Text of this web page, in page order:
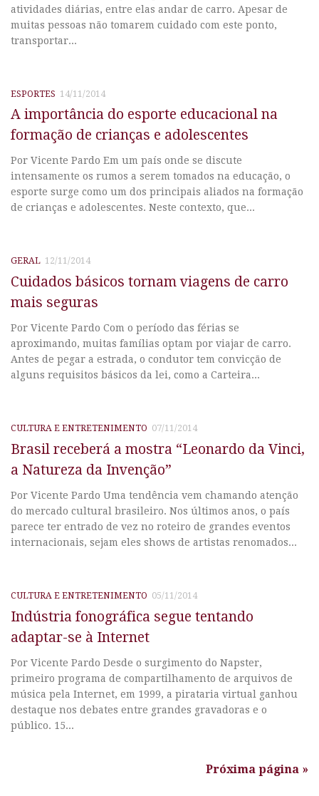
atividades diárias, entre elas andar de carro. Apesar de
muitas pessoas não tomarem cuidado com este ponto,
transportar...
ESPORTES 14/11/2014
A importância do esporte educacional na
formação de crianças e adolescentes
Por Vicente Pardo Em um país onde se discute
intensamente os rumos a serem tomados na educação, o
esporte surge como um dos principais aliados na formação
de crianças e adolescentes. Neste contexto, que...
GERAL 12/11/2014
Cuidados básicos tornam viagens de carro
mais seguras
Por Vicente Pardo Com o período das férias se
aproximando, muitas famílias optam por viajar de carro.
Antes de pegar a estrada, o condutor tem convicção de
alguns requisitos básicos da lei, como a Carteira...
CULTURA E ENTRETENIMENTO 07/11/2014
Brasil receberá a mostra “Leonardo da Vinci,
a Natureza da Invenção”
Por Vicente Pardo Uma tendência vem chamando atenção
do mercado cultural brasileiro. Nos últimos anos, o país
parece ter entrado de vez no roteiro de grandes eventos
internacionais, sejam eles shows de artistas renomados...
CULTURA E ENTRETENIMENTO 05/11/2014
Indústria fonográfica segue tentando
adaptar-se à Internet
Por Vicente Pardo Desde o surgimento do Napster,
primeiro programa de compartilhamento de arquivos de
música pela Internet, em 1999, a pirataria virtual ganhou
destaque nos debates entre grandes gravadoras e o
público. 15...
Próxima página »